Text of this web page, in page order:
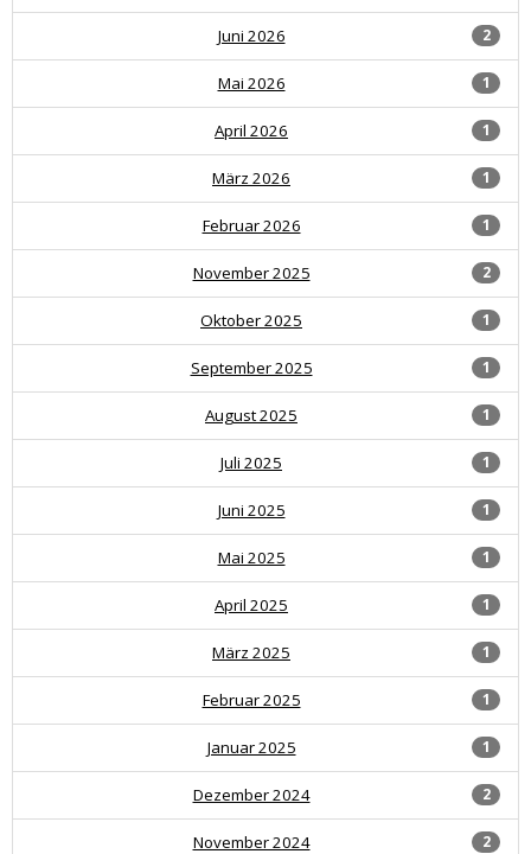
2
Juni 2026
1
Mai 2026
1
April 2026
1
März 2026
1
Februar 2026
2
November 2025
1
Oktober 2025
1
September 2025
1
August 2025
1
Juli 2025
1
Juni 2025
1
Mai 2025
1
April 2025
1
März 2025
1
Februar 2025
1
Januar 2025
2
Dezember 2024
2
November 2024